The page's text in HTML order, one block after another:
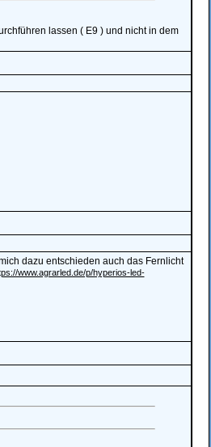
lassen ( E9 ) und nicht in dem
dazu entschieden auch das Fernlicht
www.agrarled.de/p/hyperios-led-